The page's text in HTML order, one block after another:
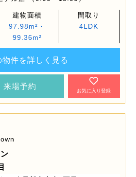
建物面積
97.98m²・
99.36m²
間取り
4LDK
物件を詳しく見る
来場予約
お気に入り登録